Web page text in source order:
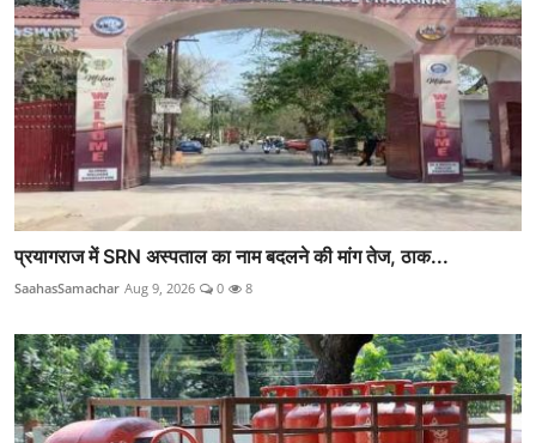
प्रयागराज में SRN अस्पताल का नाम बदलने की मांग तेज, ठाक...
SaahasSamachar Aug 9, 2026 0 8